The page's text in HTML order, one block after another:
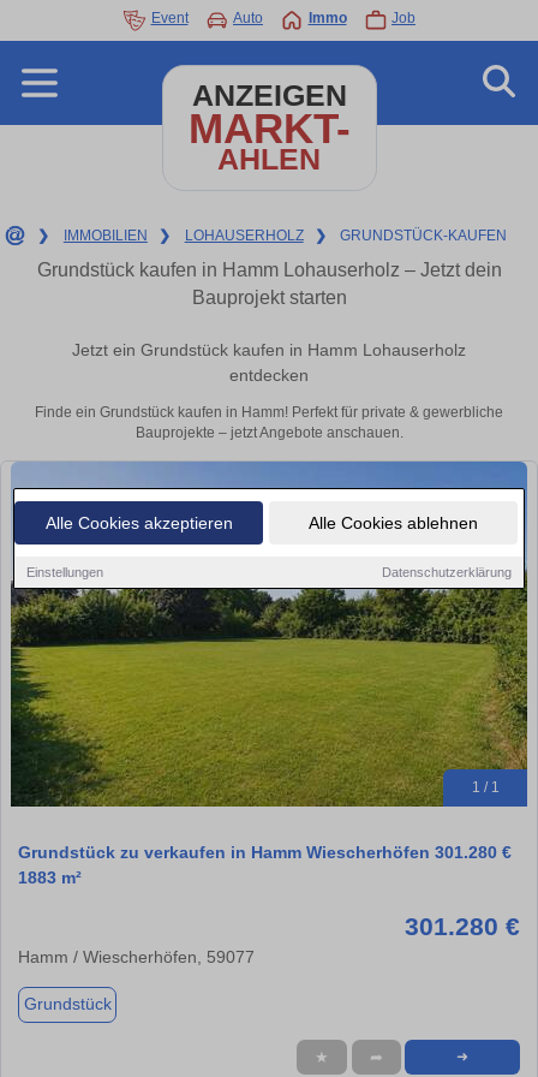
Alle Cookies akzeptieren Alle Cookies ablehnen
Einstellungen Datenschutzerklärung
Event Auto Immo Job
ANZEIGEN
MARKT-
AHLEN
❯ IMMOBILIEN ❯ LOHAUSERHOLZ ❯ GRUNDSTÜCK-KAUFEN
Grundstück kaufen in Hamm Lohauserholz – Jetzt dein
Bauprojekt starten
Jetzt ein Grundstück kaufen in Hamm Lohauserholz
entdecken
Finde ein Grundstück kaufen in Hamm! Perfekt für private & gewerbliche
Bauprojekte – jetzt Angebote anschauen.
1 / 1
Grundstück zu verkaufen in Hamm Wiescherhöfen 301.280 €
1883 m²
301.280 €
Hamm / Wiescherhöfen, 59077
Grundstück
★ ➦ ➜